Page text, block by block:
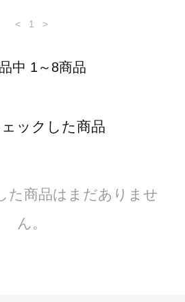
< 1 >
中 1～8商品
ックした商品
た商品はまだありませ
ん。